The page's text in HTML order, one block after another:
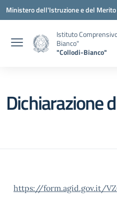
Vai ai contenuti
Vai al menu di navigazione
Vai al footer
Ministero dell'Istruzione e del Merito
Istituto
Bianco"
"Collodi-Bianco"
Dichiarazione
https://form.agid.gov.it/